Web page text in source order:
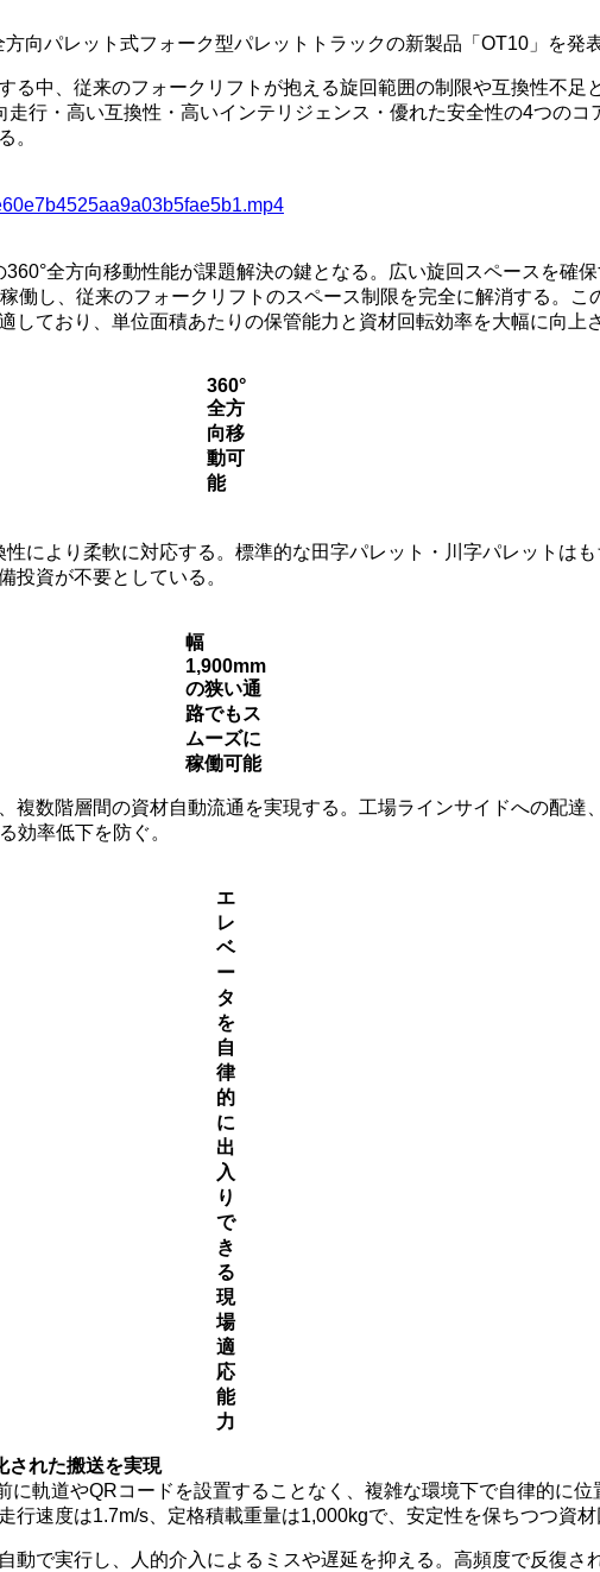
向パレット式フォーク型パレットトラックの新製品「OT10」を発表
中、従来のフォークリフトが抱える旋回範囲の制限や互換性不足
行・高い互換性・高いインテリジェンス・優れた安全性の4つの
。
全方向移動性能が課題解決の鍵となる。広い旋回スペースを確
働し、従来のフォークリフトのスペース制限を完全に解消する。こ
ており、単位面積あたりの保管能力と資材回転効率を大幅に向上
360°
全方
向移
動可
能
により柔軟に対応する。標準的な田字パレット・川字パレットは
投資が不要としている。
幅
1,900mm
の狭い通
路でもス
ムーズに
稼働可能
数階層間の資材自動流通を実現する。工場ラインサイドへの配達
効率低下を防ぐ。
エ
レ
ベ
ー
タ
を
自
律
的
に
出
入
り
で
き
る
現
場
適
応
能
力
された搬送を実現
軌道やQRコードを設置することなく、複雑な環境下で自律的に
行速度は1.7m/s、定格積載重量は1,000kgで、安定性を保ちつつ資材
で実行し、人的介入によるミスや遅延を抑える。高頻度で反復さ